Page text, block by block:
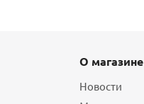
О магазине
Новости